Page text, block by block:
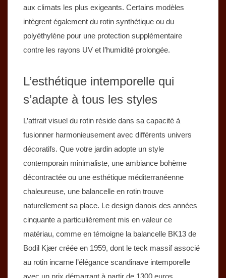
aux climats les plus exigeants. Certains modèles
intègrent également du rotin synthétique ou du
polyéthylène pour une protection supplémentaire
contre les rayons UV et l’humidité prolongée.
L’esthétique intemporelle qui
s’adapte à tous les styles
L’attrait visuel du rotin réside dans sa capacité à
fusionner harmonieusement avec différents univers
décoratifs. Que votre jardin adopte un style
contemporain minimaliste, une ambiance bohème
décontractée ou une esthétique méditerranéenne
chaleureuse, une balancelle en rotin trouve
naturellement sa place. Le design danois des années
cinquante a particulièrement mis en valeur ce
matériau, comme en témoigne la balancelle BK13 de
Bodil Kjær créée en 1959, dont le teck massif associé
au rotin incarne l’élégance scandinave intemporelle
avec un prix démarrant à partir de 1300 euros.